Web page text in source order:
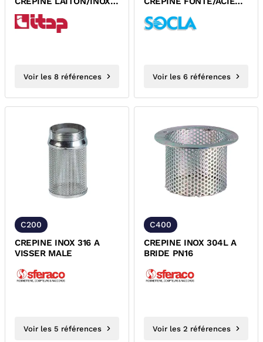
FEMELLE
Voir les 8 références
PN10/PN16 ACS
Voir les 6 références
C200
CREPINE INOX 316 A
VISSER MALE
Voir les 5 références
C400
CREPINE INOX 304L A
BRIDE PN16
Voir les 2 références